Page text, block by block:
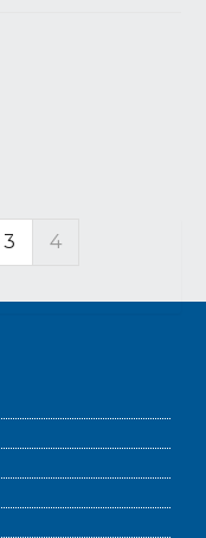
3 4